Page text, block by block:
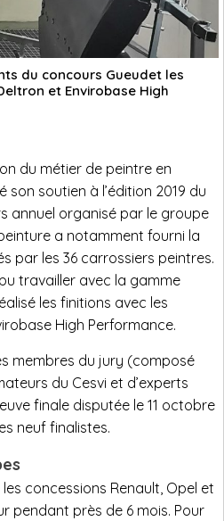
du concours Gueudet les
et Envirobase High
du métier de peintre en
son soutien à l’édition 2019 du
annuel organisé par le groupe
a notamment fourni la
par les 36 carrossiers peintres.
travailler avec la gamme
les finitions avec les
High Performance.
membres du jury (composé
du Cesvi et d’experts
finale disputée le 11 octobre
neuf finalistes.
concessions Renault, Opel et
pendant près de 6 mois. Pour